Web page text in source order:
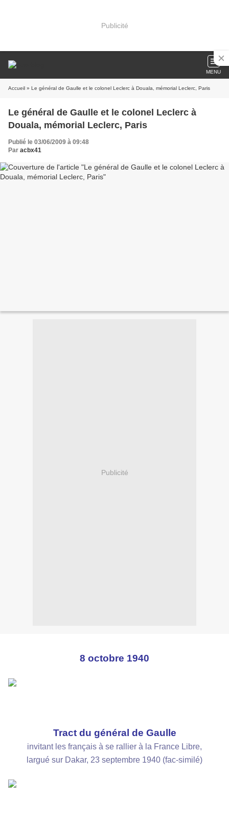
Publicité
MENU
Accueil » Le général de Gaulle et le colonel Leclerc à Douala, mémorial Leclerc, Paris
Le général de Gaulle et le colonel Leclerc à
Douala, mémorial Leclerc, Paris
Publié le 03/06/2009 à 09:48
Par acbx41
Publicité
8 octobre 1940
Tract du général de Gaulle
invitant les français à se rallier à la France Libre,
largué sur Dakar, 23 septembre 1940 (fac-similé)